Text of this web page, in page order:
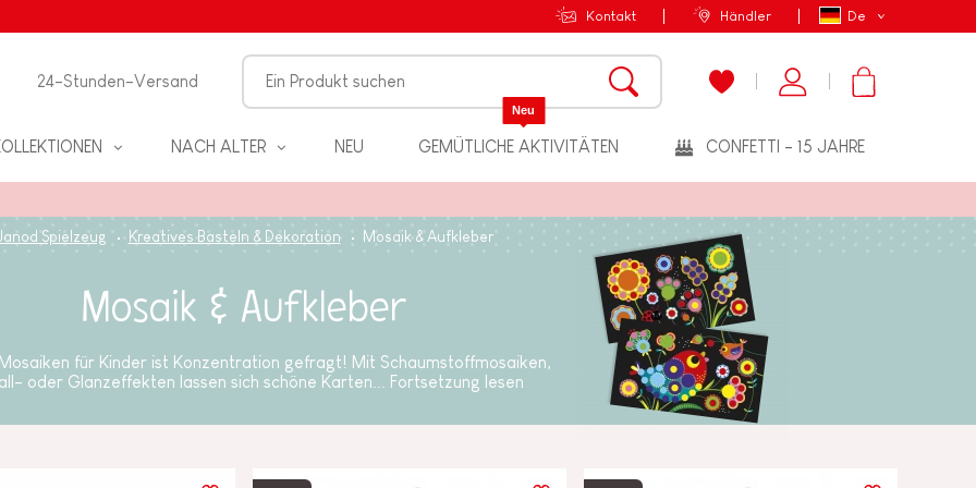
De
Kontakt Händler
24-Stunden-Versand
NACH ALTER NEU GEMÜTLICHE AKTIVITÄTEN
Neu
CONFETTI - 15 JAHRE
Spielzeug Kreatives Basteln & Dekoration Mosaik & Aufkleber
Mosaik & Aufkleber
für Kinder ist Konzentration gefragt! Mit Schaumstoffmosaiken,
oder Glanzeffekten lassen sich schöne Karten...
Fortsetzung lesen